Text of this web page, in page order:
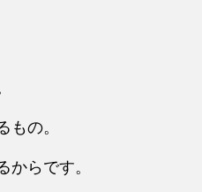
もの。
からです。